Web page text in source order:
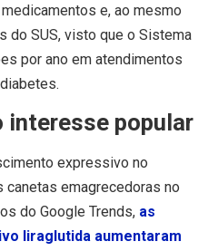
e, ao mesmo
do SUS, visto que o Sistema
por ano em atendimentos
interesse popular
expressivo no
emagrecedoras no
do Google Trends, as
liraglutida aumentaram